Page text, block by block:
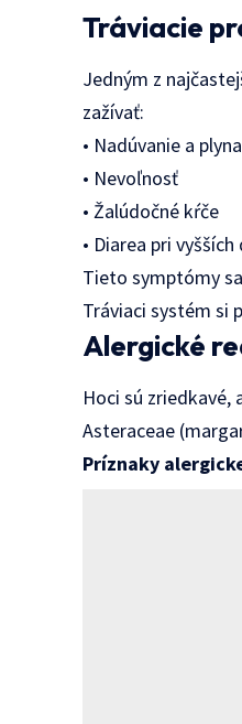
Tráviacie
Jedným z
zažívať:
• Nadúvanie a
• Nevoľnosť
• Žalúdočné kŕče
• Diarea pri vyšších
Tieto symptómy
Tráviaci systém si
Alergické
Hoci sú zriedkavé,
Asteraceae
Príznaky